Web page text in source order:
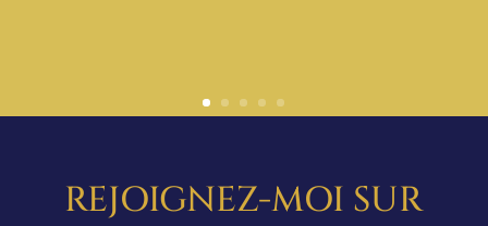
REJOIGNEZ-MOI SUR